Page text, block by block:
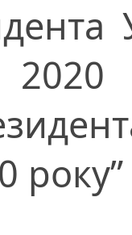
2020
року”